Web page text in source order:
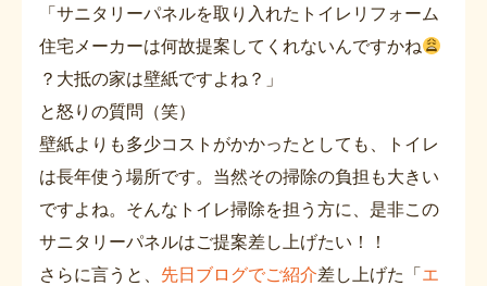
「サニタリーパネルを取り入れたトイレリフォーム
住宅メーカーは何故提案してくれないんですかね
？大抵の家は壁紙ですよね？」
と怒りの質問（笑）
壁紙よりも多少コストがかかったとしても、トイレ
は長年使う場所です。当然その掃除の負担も大きい
ですよね。そんなトイレ掃除を担う方に、是非この
サニタリーパネルはご提案差し上げたい！！
さらに言うと、 先日ブログでご紹介差し上げた「エ